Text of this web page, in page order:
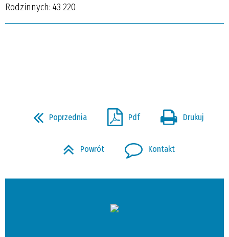
Rodzinnych: 43 220
Poprzednia Pdf Drukuj
Powrót Kontakt